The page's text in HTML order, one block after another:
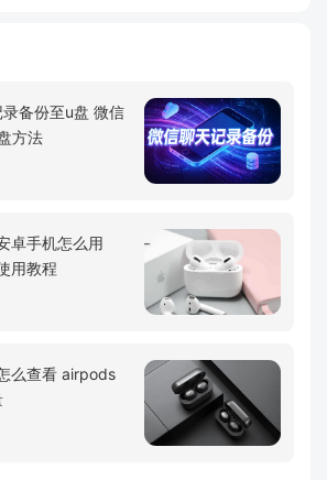
备份至u盘 微信
方法
卓手机怎么用
用教程
么查看 airpods